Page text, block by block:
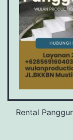
Rental